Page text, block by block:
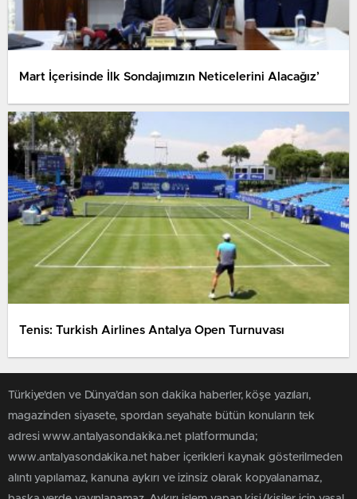
Mart İçerisinde İlk Sondajımızın Neticelerini Alacağız’
Tenis: Turkish Airlines Antalya Open Turnuvası
Türkiye'den ve Dünya’dan son dakika haberler, köşe yazıları,
magazinden siyasete, spordan seyahate bütün konuların tek
adresi www.antalyasondakika.net platformunda;
www.antalyasondakika.net haber içerikleri kaynak gösterilmeden
alıntı yapılamaz, kanuna aykırı ve izinsiz olarak kopyalanamaz,